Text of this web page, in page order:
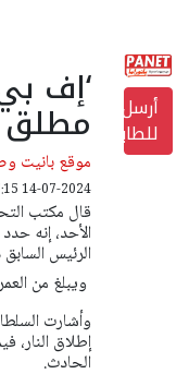
أرسل
للطابعة
‘إف
مطلق
موقع بانيت
14-07-2024 07:47:15
الرئيس
ويبلغ من العمر 20
وأشارت
إطلاق
الحادث.